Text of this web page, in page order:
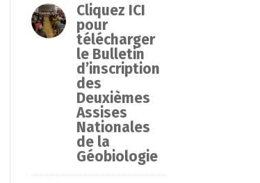
Cliquez ICI
pour
télécharger
le Bulletin
d’inscription
des
Deuxièmes
Assises
Nationales
de la
Géobiologie